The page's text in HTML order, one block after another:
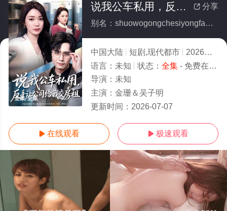
全集/全集
 分享
说我公车私用，反手让公司给我交房租(全集)
别名：shuowogongchesiyongfanshouranggongsigeiwojiaofangzu
中国大陆 短剧,现代都市 2026
2.0
语言： 未知 状态： 全集- 免费在线观看
导演： 未知
主演： 金珊＆吴子明
更新时间： 2026-07-07
 在线观看  极速观看